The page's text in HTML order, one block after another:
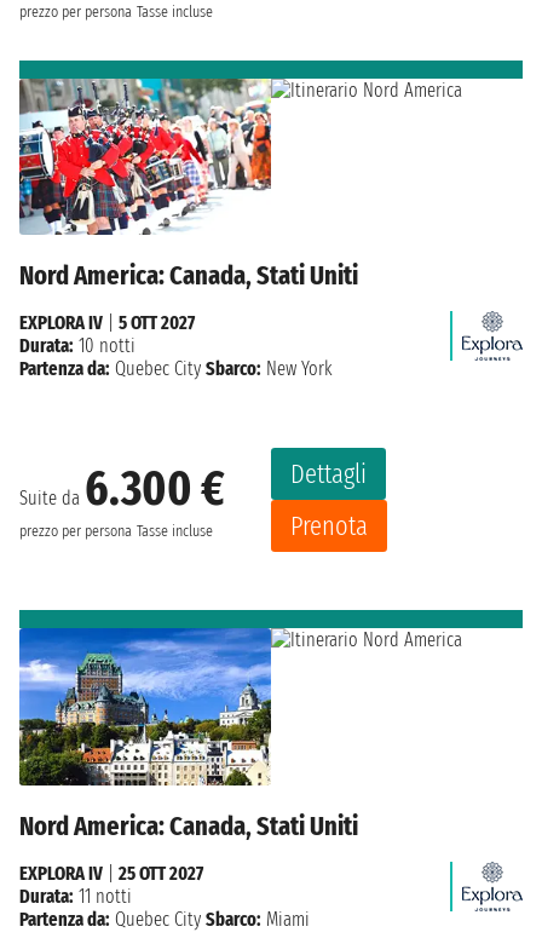
prezzo per persona Tasse incluse
Nord America: Canada, Stati Uniti
Suite da 6.300 €
prezzo per persona Tasse incluse
Dettagli
Prenota
EXPLORA IV
5 OTT 2027
Durata: 10 notti
Partenza da: Quebec City Sbarco: New York
Nord America: Canada, Stati Uniti
EXPLORA IV
25 OTT 2027
Durata: 11 notti
Partenza da: Quebec City Sbarco: Miami